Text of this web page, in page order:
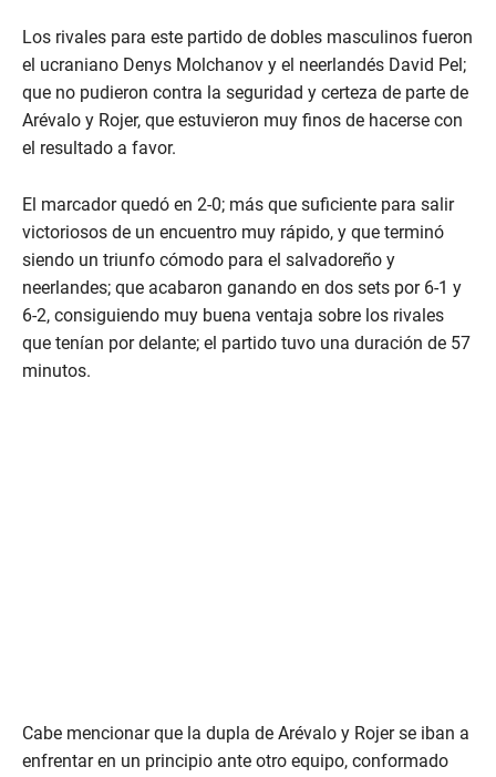
Los rivales para este partido de dobles masculinos fueron
el ucraniano Denys Molchanov y el neerlandés David Pel;
que no pudieron contra la seguridad y certeza de parte de
Arévalo y Rojer, que estuvieron muy finos de hacerse con
el resultado a favor.
El marcador quedó en 2-0; más que suficiente para salir
victoriosos de un encuentro muy rápido, y que terminó
siendo un triunfo cómodo para el salvadoreño y
neerlandes; que acabaron ganando en dos sets por 6-1 y
6-2, consiguiendo muy buena ventaja sobre los rivales
que tenían por delante; el partido tuvo una duración de 57
minutos.
Cabe mencionar que la dupla de Arévalo y Rojer se iban a
enfrentar en un principio ante otro equipo, conformado